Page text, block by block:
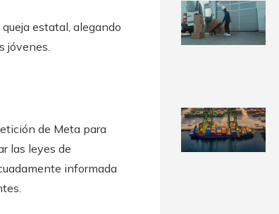
estatal, alegando
jóvenes.
de Meta para
las leyes de
informada